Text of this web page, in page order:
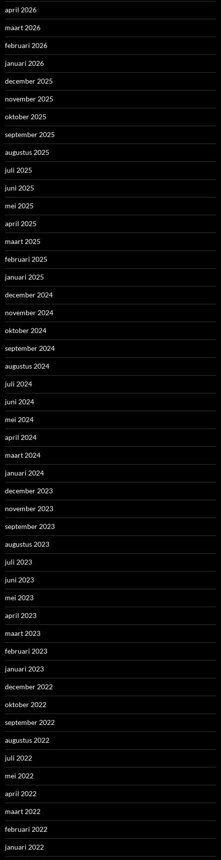
april 2026
maart 2026
februari 2026
januari 2026
december 2025
november 2025
oktober 2025
september 2025
augustus 2025
juli 2025
juni 2025
mei 2025
april 2025
maart 2025
februari 2025
januari 2025
december 2024
november 2024
oktober 2024
september 2024
augustus 2024
juli 2024
juni 2024
mei 2024
april 2024
maart 2024
januari 2024
december 2023
november 2023
september 2023
augustus 2023
juli 2023
juni 2023
mei 2023
april 2023
maart 2023
februari 2023
januari 2023
december 2022
oktober 2022
september 2022
augustus 2022
juli 2022
mei 2022
april 2022
maart 2022
februari 2022
januari 2022